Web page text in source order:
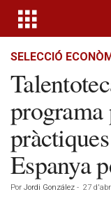
SELECCIÓ
programa
Espanya
Por Jordi González - 27